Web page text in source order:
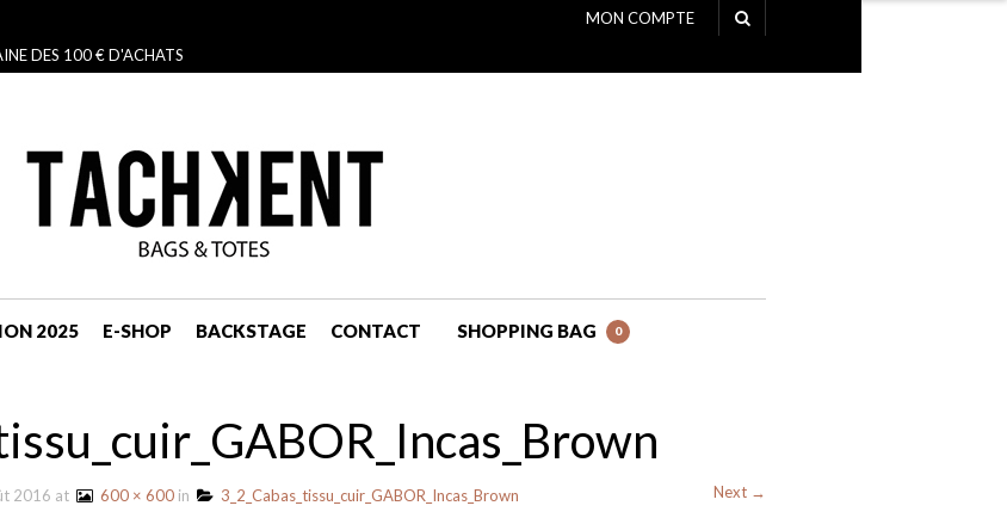
DES 100 € D'ACHATS
MON COMPTE
2025 E-SHOP BACKSTAGE CONTACT SHOPPING BAG 0
2016 at 600 × 600in 3_2_Cabas_tissu_cuir_GABOR_Incas_Brown Next →
NAVIGATION